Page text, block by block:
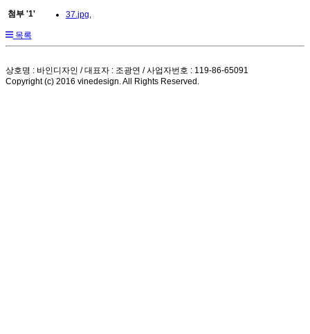
첨부 '1' 37.jpg,
목록
상호명 : 바인디자인 / 대표자 : 조광연 / 사업자번호 : 119-86-65091
Copyright (c) 2016 vinedesign. All Rights Reserved.